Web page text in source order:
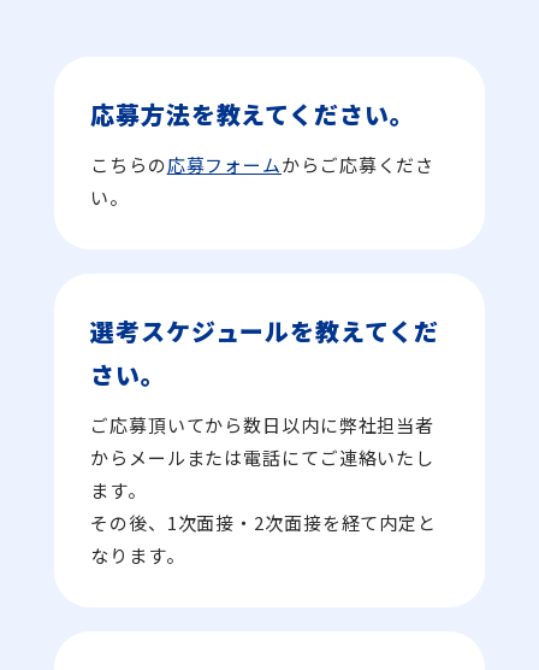
応募方法を教えてください。
こちらの応募フォームからご応募くださ
い。
選考スケジュールを教えてくだ
さい。
ご応募頂いてから数日以内に弊社担当者
からメールまたは電話にてご連絡いたし
ます。
その後、1次面接・2次面接を経て内定と
なります。